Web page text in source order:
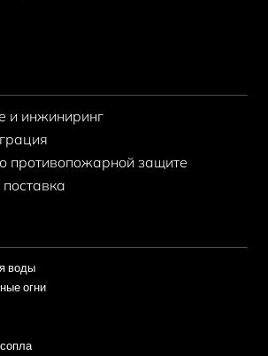
и инжиниринг
противопожарной защите
воды
огни